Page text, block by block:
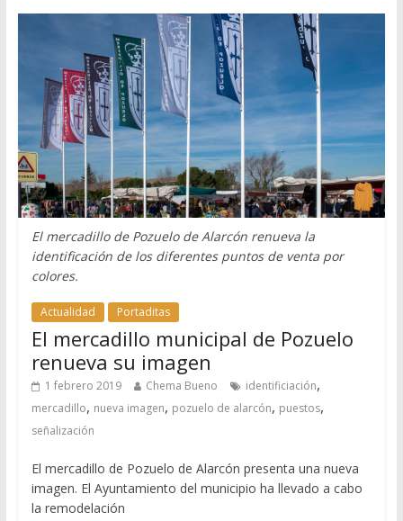
El mercadillo de Pozuelo de Alarcón renueva la
identificación de los diferentes puntos de venta por
colores.
Actualidad Portaditas
El mercadillo municipal de Pozuelo
renueva su imagen
1 febrero 2019 Chema Bueno identificiación,
mercadillo, nueva imagen, pozuelo de alarcón, puestos,
señalización
El mercadillo de Pozuelo de Alarcón presenta una nueva
imagen. El Ayuntamiento del municipio ha llevado a cabo
la remodelación